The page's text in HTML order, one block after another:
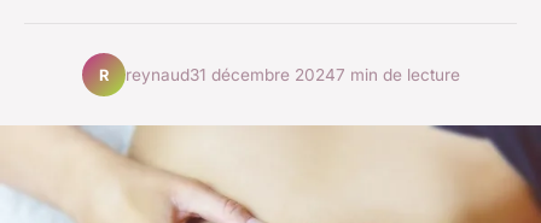
R reynaud31 décembre 20247 min de lecture